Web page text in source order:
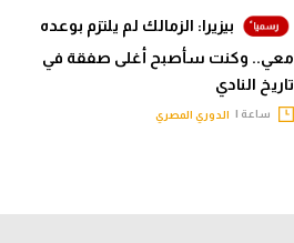
بيزيرا: الزمالك لم يلتزم بوعده
معي.. وكنت سأصبح أغلى صفقة في
تاريخ النادي
ساعة | الدوري المصري